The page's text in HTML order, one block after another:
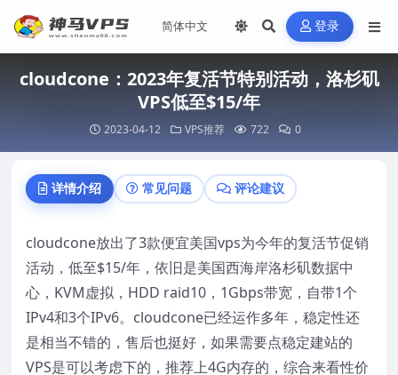
登录
cloudcone：2023年复活节特别活动，洛杉矶
VPS低至$15/年
2023-04-12 VPS推荐 722 0
详情介绍 常见问题 评论建议
cloudcone放出了3款便宜美国vps为今年的复活节促销
活动，低至$15/年，依旧是美国西海岸洛杉矶数据中
心，KVM虚拟，HDD raid10，1Gbps带宽，自带1个
IPv4和3个IPv6。cloudcone已经运作多年，稳定性还
是相当不错的，售后也挺好，如果需要点稳定建站的
VPS是可以考虑下的，推荐上4G内存的，综合来看性价